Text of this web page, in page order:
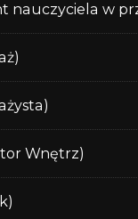
nauczyciela w
Wnętrz)